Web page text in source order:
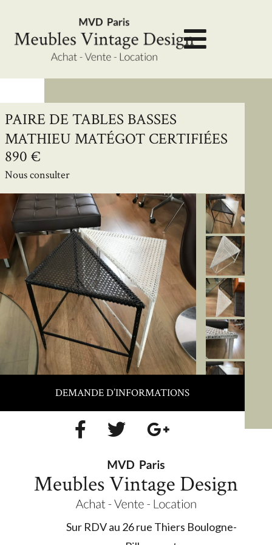
PAIRE DE TABLES BASSES
MATHIEU MATÉGOT CERTIFIÉES
890 €
Nous consulter
DEMANDE D’INFORMATIONS
Sur RDV au 26 rue Thiers Boulogne-